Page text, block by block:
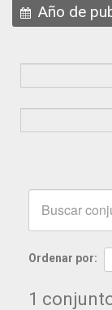
Año de
Ordenar por
1